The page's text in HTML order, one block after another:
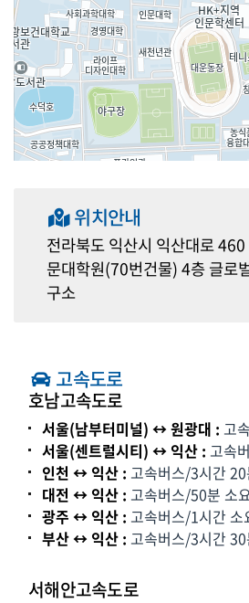
위치안내
전라북도 익산시 익산대로
문대학원(70번건물) 4층 글로
구소
고속도로
호남고속도로
서울(남부터미널) ↔ 원광대 : 고
서울(센트럴시티) ↔ 익산 : 고속
인천 ↔ 익산 : 고속버스/3시간
대전 ↔ 익산 : 고속버스/50분 소
광주 ↔ 익산 : 고속버스/1시간 소
부산 ↔ 익산 : 고속버스/3시간
서해안고속도로